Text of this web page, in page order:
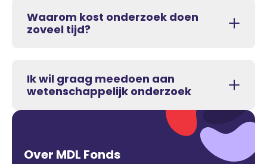
Waarom kost onderzoek doen
zoveel tijd?
Ik wil graag meedoen aan
wetenschappelijk onderzoek
Over MDL Fonds